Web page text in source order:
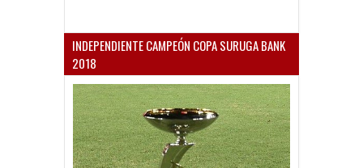
INDEPENDIENTE CAMPEÓN COPA SURUGA BANK
2018